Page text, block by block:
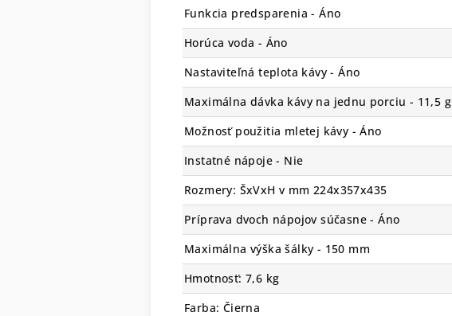
Funkcia predsparenia - Áno
Horúca voda - Áno
Nastaviteľná teplota kávy - Áno
Maximálna dávka kávy na jednu porciu - 11,5 g
Možnosť použitia mletej kávy - Áno
Instatné nápoje - Nie
Rozmery: ŠxVxH v mm 224x357x435
Príprava dvoch nápojov súčasne - Áno
Maximálna výška šálky - 150 mm
Hmotnosť: 7,6 kg
Farba: Čierna